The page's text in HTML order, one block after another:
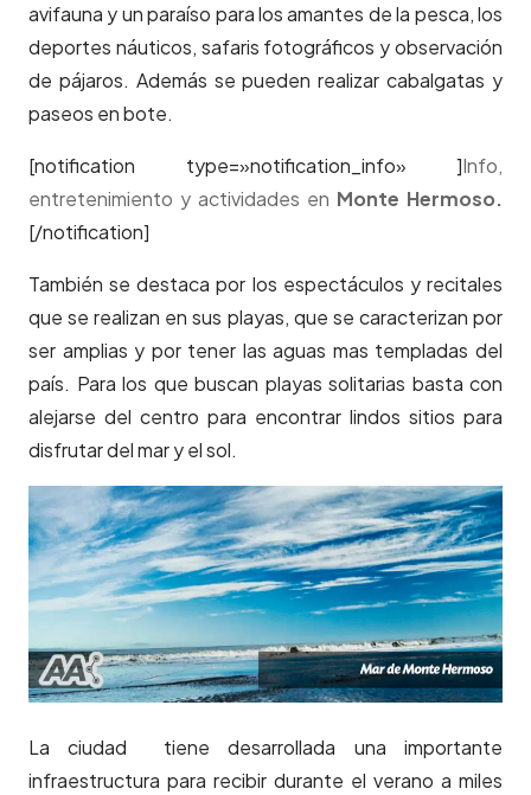
avifauna y un paraíso para los amantes de la pesca, los
deportes náuticos, safaris fotográficos y observación
de pájaros. Además se pueden realizar cabalgatas y
paseos en bote.
[notification type=»notification_info» ]Info,
entretenimiento y actividades en Monte Hermoso.
[/notification]
También se destaca por los espectáculos y recitales
que se realizan en sus playas, que se caracterizan por
ser amplias y por tener las aguas mas templadas del
país. Para los que buscan playas solitarias basta con
alejarse del centro para encontrar lindos sitios para
disfrutar del mar y el sol.
La ciudad tiene desarrollada una importante
infraestructura para recibir durante el verano a miles